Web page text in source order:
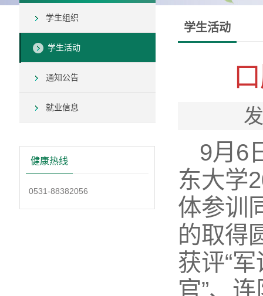
学生组织
学生活动
通知公告
就业信息
健康热线
0531-88382056
学生活动
9月6
东大学
体参训
的取得
获评“
官”、